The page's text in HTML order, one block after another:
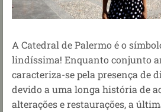
A Catedral de Palermo é o
lindíssima! Enquanto conjunto
caracteriza-se pela presença de
devido a uma longa história de
alterações e restaurações, a